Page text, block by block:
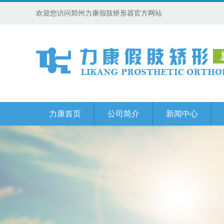
欢迎您访问郑州力康假肢矫形器官方网站
力康首页 公司简介 新闻中心